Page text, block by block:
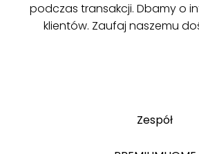
podczas transakcji. Dbamy o
klientów. Zaufaj naszemu
Zespół